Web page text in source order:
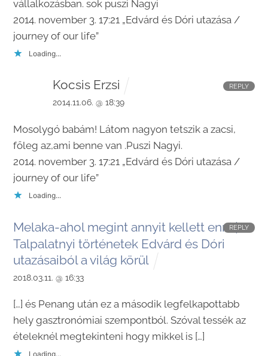
vállalkozásban. sok puszi Nagyi
2014. november 3. 17:21 „Edvárd és Dóri utazása /
journey of our life”
Loading...
Kocsis Erzsi
2014.11.06. @ 18:39
Mosolygó babám! Látom nagyon tetszik a zacsi,
főleg az,ami benne van .Puszi Nagyi.
2014. november 3. 17:21 „Edvárd és Dóri utazása /
journey of our life”
Loading...
REPLY
Melaka-ahol megint annyit kellett enni |
Talpalatnyi történetek Edvárd és Dóri
utazásaiból a világ körül
2018.03.11. @ 16:33
[…] és Penang után ez a második legfelkapottabb
hely gasztronómiai szempontból. Szóval tessék az
ételeknél megtekinteni hogy mikkel is […]
Loading...
REPLY